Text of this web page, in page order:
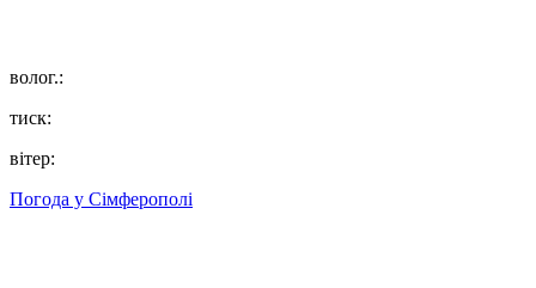
волог.:
тиск:
вітер:
Погода у Сімферополі